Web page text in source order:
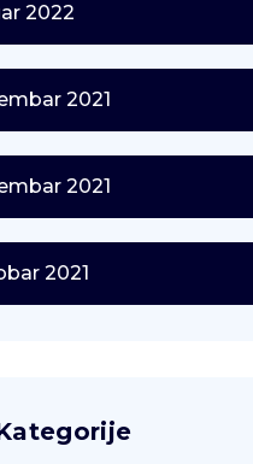
2022
2021
2021
2021